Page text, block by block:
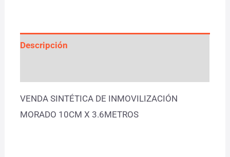
Descripción
VENDA SINTÉTICA DE INMOVILIZACIÓN
MORADO 10CM X 3.6METROS